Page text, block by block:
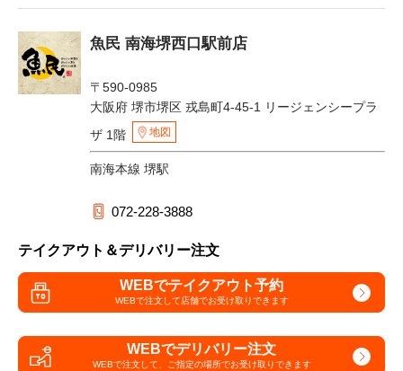
魚民 南海堺西口駅前店
〒590-0985
大阪府 堺市堺区 戎島町4-45-1 リージェンシープラ
ザ 1階
地図
南海本線 堺駅
072-228-3888
テイクアウト＆デリバリー注文
WEBでテイクアウト予約
WEBで注文して店舗でお受け取りできます
WEBでデリバリー注文
WEBで注文して、 ご指定の場所でお受け取りできます